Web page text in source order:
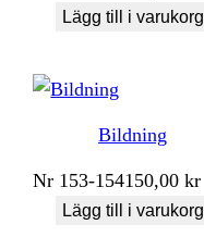
Lägg till i varukorg
Bildning
Nr 153-154150,00kr
Lägg till i varukorg